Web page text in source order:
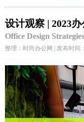
设计观察 | 2023
Office Design
整理：时尚办公网 | 发布时间